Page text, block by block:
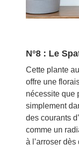
N°8 : Le
Cette plante
offre une
nécessite que
simplement
des courants
comme un
à l’arroser